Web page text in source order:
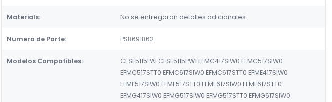
Materials: No se entregaron detalles adicionales.
Numero de Parte: PS8691862.
Modelos Compatibles:
CFSE5115PA1 CFSE5115PW1 EFMC417SIW0 EFMC517SIW0
EFMC517STT0 EFMC617SIW0 EFMC617STT0 EFME417SIW0
EFME517SIW0 EFME517STT0 EFME617SIW0 EFME617STT0
EFMG417SIW0 EFMG517SIW0 EFMG517STT0 EFMG617SIW0